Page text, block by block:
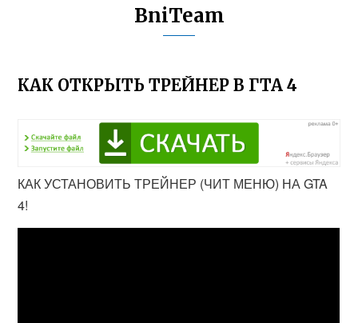
BniTeam
КАК ОТКРЫТЬ ТРЕЙНЕР В ГТА 4
КАК УСТАНОВИТЬ ТРЕЙНЕР (ЧИТ МЕНЮ) НА GTA
4!